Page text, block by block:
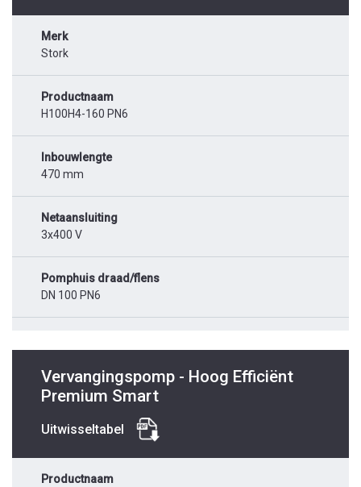
Merk
Stork
Productnaam
H100H4-160 PN6
Inbouwlengte
470 mm
Netaansluiting
3x400 V
Pomphuis draad/flens
DN 100 PN6
Vervangingspomp - Hoog Efficiënt
Premium Smart
Uitwisseltabel
Productnaam